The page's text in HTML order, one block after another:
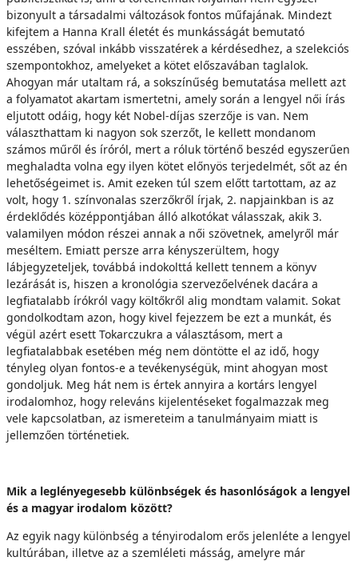
bizonyult a társadalmi változások fontos műfajának. Mindezt
kifejtem a Hanna Krall életét és munkásságát bemutató
esszében, szóval inkább visszatérek a kérdésedhez, a szelekciós
szempontokhoz, amelyeket a kötet előszavában taglalok.
Ahogyan már utaltam rá, a sokszínűség bemutatása mellett azt
a folyamatot akartam ismertetni, amely során a lengyel női írás
eljutott odáig, hogy két Nobel-díjas szerzője is van. Nem
választhattam ki nagyon sok szerzőt, le kellett mondanom
számos műről és íróról, mert a róluk történő beszéd egyszerűen
meghaladta volna egy ilyen kötet előnyös terjedelmét, sőt az én
lehetőségeimet is. Amit ezeken túl szem előtt tartottam, az az
volt, hogy 1. színvonalas szerzőkről írjak, 2. napjainkban is az
érdeklődés középpontjában álló alkotókat válasszak, akik 3.
valamilyen módon részei annak a női szövetnek, amelyről már
meséltem. Emiatt persze arra kényszerültem, hogy
lábjegyzeteljek, továbbá indokolttá kellett tennem a könyv
lezárását is, hiszen a kronológia szervezőelvének dacára a
legfiatalabb írókról vagy költőkről alig mondtam valamit. Sokat
gondolkodtam azon, hogy kivel fejezzem be ezt a munkát, és
végül azért esett Tokarczukra a választásom, mert a
legfiatalabbak esetében még nem döntötte el az idő, hogy
tényleg olyan fontos-e a tevékenységük, mint ahogyan most
gondoljuk. Meg hát nem is értek annyira a kortárs lengyel
irodalomhoz, hogy releváns kijelentéseket fogalmazzak meg
vele kapcsolatban, az ismereteim a tanulmányaim miatt is
jellemzően történetiek.
Mik a leglényegesebb különbségek és hasonlóságok a lengyel
és a magyar irodalom között?
Az egyik nagy különbség a tényirodalom erős jelenléte a lengyel
kultúrában, illetve az a szemléleti másság, amelyre már